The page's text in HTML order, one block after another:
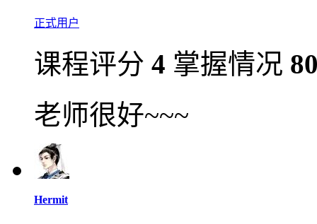
正式用户
课程评分 4 掌握情况
老师很好~~~
Hermit